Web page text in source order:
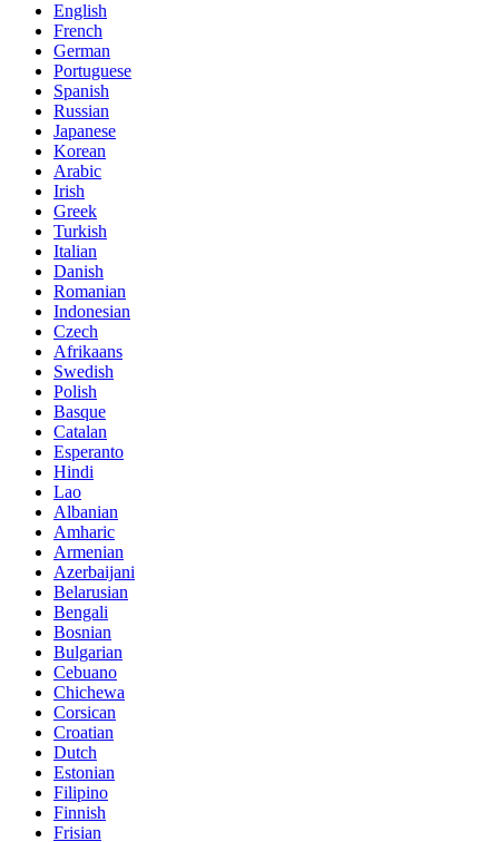
English
French
German
Portuguese
Spanish
Russian
Japanese
Korean
Arabic
Irish
Greek
Turkish
Italian
Danish
Romanian
Indonesian
Czech
Afrikaans
Swedish
Polish
Basque
Catalan
Esperanto
Hindi
Lao
Albanian
Amharic
Armenian
Azerbaijani
Belarusian
Bengali
Bosnian
Bulgarian
Cebuano
Chichewa
Corsican
Croatian
Dutch
Estonian
Filipino
Finnish
Frisian